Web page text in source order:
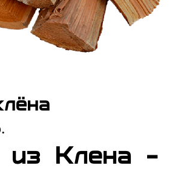
из Клена -